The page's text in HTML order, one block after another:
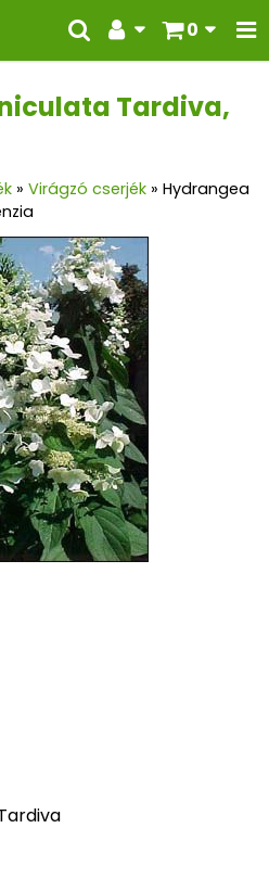
0
Tardiva,
» Virágzó cserjék » Hydrangea